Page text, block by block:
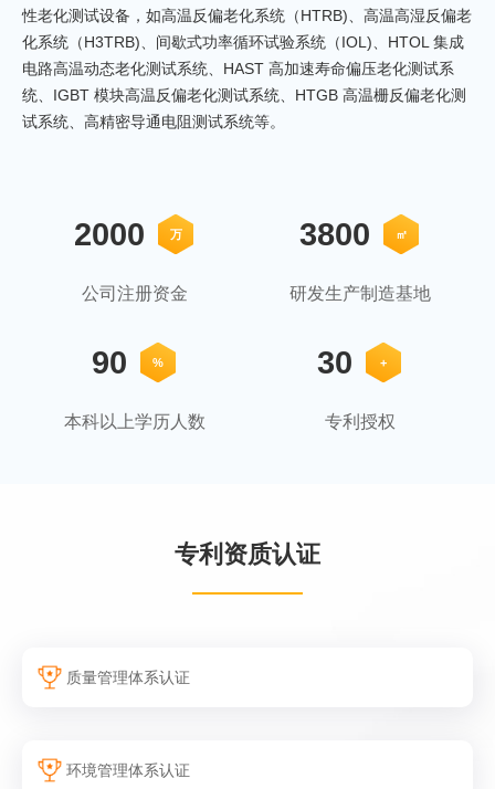
性老化测试设备，如高温反偏老化系统（HTRB)、高温高湿反偏老
化系统（H3TRB)、间歇式功率循环试验系统（IOL)、HTOL 集成
电路高温动态老化测试系统、HAST 高加速寿命偏压老化测试系
统、IGBT 模块高温反偏老化测试系统、HTGB 高温栅反偏老化测
试系统、高精密导通电阻测试系统等。
2000 万
公司注册资金
3800 ㎡
研发生产制造基地
90 %
本科以上学历人数
30 +
专利授权
专利资质认证
质量管理体系认证
环境管理体系认证